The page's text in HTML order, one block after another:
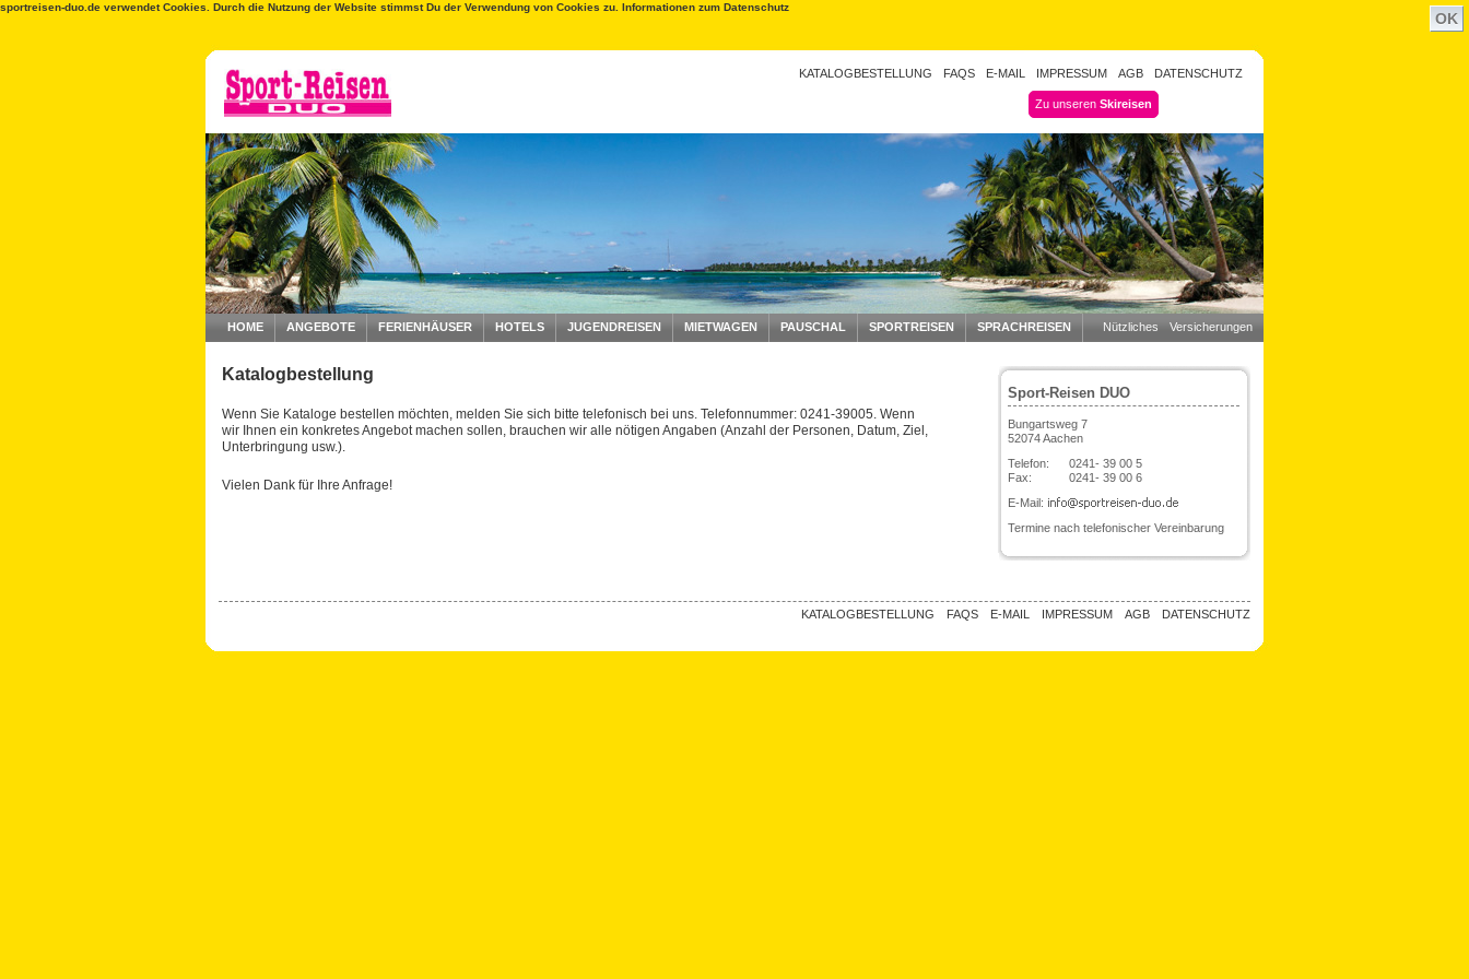
sportreisen-duo.de verwendet Cookies. Durch die Nutzung der Website stimmst Du der Verwendung von Cookies zu. Informationen zum Datenschutz
OK
Zu unseren Skireisen
KATALOGBESTELLUNG FAQS E-MAIL IMPRESSUM AGB DATENSCHUTZ
HOME ANGEBOTE FERIENHÄUSER HOTELS JUGENDREISEN MIETWAGEN PAUSCHAL SPORTREISEN SPRACHREISEN Versicherungen
Nützliches
Katalogbestellung
Wenn Sie Kataloge bestellen möchten, melden Sie sich bitte telefonisch bei uns. Telefonnummer: 0241-39005. Wenn
wir Ihnen ein konkretes Angebot machen sollen, brauchen wir alle nötigen Angaben (Anzahl der Personen, Datum, Ziel,
Unterbringung usw.).
Vielen Dank für Ihre Anfrage!
Sport-Reisen DUO
Bungartsweg 7
52074 Aachen
Telefon:
0241- 39 00 5
Fax:
0241- 39 00 6
E-Mail:
Termine nach telefonischer Vereinbarung
KATALOGBESTELLUNG FAQS E-MAIL IMPRESSUM AGB DATENSCHUTZ